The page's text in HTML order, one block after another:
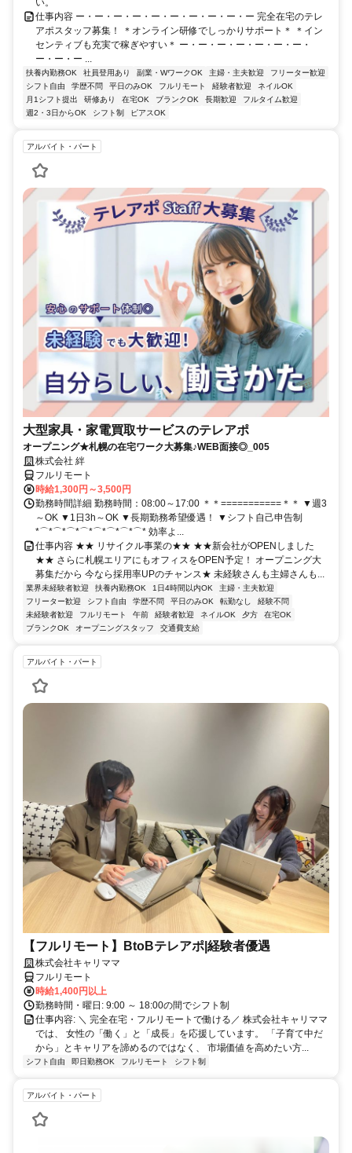
仕事内容 ー・ー・ー・ー・ー・ー・ー・ー・ー・ー 完全在宅のテレ
アポスタッフ募集！ ＊オンライン研修でしっかりサポート＊ ＊イン
センティブも充実で稼ぎやすい＊ ー・ー・ー・ー・ー・ー・ー・
ー・ー・ー ...
扶養内勤務OK 社員登用あり 副業・WワークOK 主婦・主夫歓迎
フリーター歓迎
シフト自由
学歴不問 平日のみOK フルリモート 経験者歓迎
ネイルOK
月1シフト提出
研修あり 在宅OK ブランクOK 長期歓迎
フルタイム歓迎
週2・3日からOK
シフト制 ピアスOK
アルバイト・パート
大型家具・家電買取サービスのテレアポ
オープニング★札幌の在宅ワーク大募集♪WEB面接◎_005
株式会社 絆
フルリモート
時給1,300円～3,500円
勤務時間詳細 勤務時間：08:00～17:00 ＊＊===========＊＊ ▼週3
～OK ▼1日3h～OK ▼長期勤務希望優遇！ ▼シフト自己申告制
*⌒*⌒*⌒*⌒*⌒*⌒*⌒*⌒* 効率よ...
仕事内容 ★★ リサイクル事業の★★ ★★新会社がOPENしました
★★ さらに札幌エリアにもオフィスをOPEN予定！ オープニング大
募集だから 今なら採用率UPのチャンス★ 未経験さんも主婦さんも...
業界未経験者歓迎 扶養内勤務OK 1日4時間以内OK
主婦・主夫歓迎
フリーター歓迎
シフト自由 学歴不問 平日のみOK 転勤なし
経験不問
未経験者歓迎
フルリモート 午前 経験者歓迎 ネイルOK 夕方
在宅OK
ブランクOK
オープニングスタッフ 交通費支給
アルバイト・パート
【フルリモート】BtoBテレアポ|経験者優遇
株式会社キャリママ
フルリモート
時給1,400円以上
勤務時間・曜日: 9:00 ～ 18:00の間でシフト制
仕事内容: ＼ 完全在宅・フルリモートで働ける／ 株式会社キャリママ
では、 女性の「働く」と「成長」を応援しています。 「子育て中だ
から」とキャリアを諦めるのではなく、 市場価値を高めたい方...
シフト自由 即日勤務OK フルリモート シフト制
アルバイト・パート